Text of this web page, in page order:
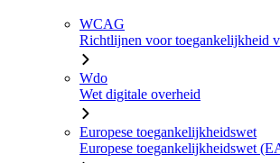
WCAG
Richtlijnen voor toegankelijkheid
Wdo
Wet digitale overheid
Europese toegankelijkheidswet
Europese toegankelijkheidswet